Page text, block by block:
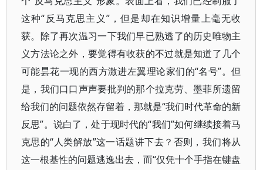
这种“反马克思主义”，但是却在知识增量上毫无收
获。除了再次温习一下我们早已熟透了的历史唯物主
义方法论之外，要觉得有收获的不过就是知道了几个
可能昙花一现的西方激进左翼理论家们的“名号”。但
是，我们口口声声要批判的那个拉克劳、墨菲所遗留
给我们的问题依然存留着，那就是“我们时代革命的新
反思”。说白了，处于现时代的“我们”如何继续接着马
克思的“人类解放”这一话题讲下去？否则，我们将从
这一根基性的问题逃逸出去，而“仅凭十个手指在键盘